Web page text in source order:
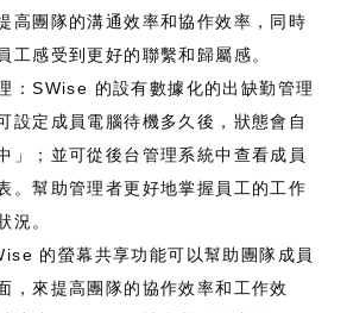
高團隊的溝通效率和協作效率，同時
工感受到更好的聯繫和歸屬感。
：SWise 的設有數據化的出缺勤管理
設定成員電腦待機多久後，狀態會自
」；並可從後台管理系統中查看成員
。幫助管理者更好地掌握員工的工作
況。
的螢幕共享功能可以幫助團隊成員
，來提高團隊的協作效率和工作效